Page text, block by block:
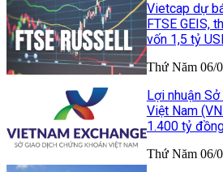
Vietcap dự
FTSE GEIS,
vốn 1,5 tỷ
Thứ Năm 06/
Lợi nhuận
Việt Nam
1.400 tỷ
Thứ Năm 06/